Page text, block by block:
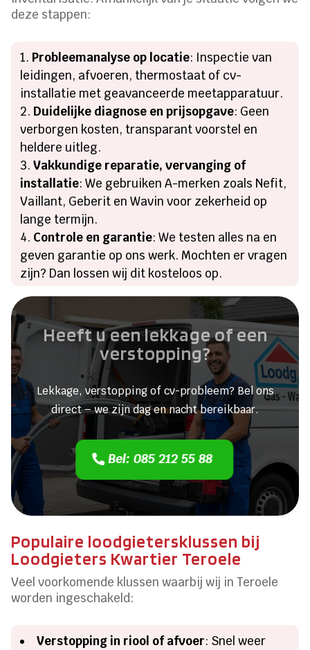
deze stappen:
Probleemanalyse op locatie: Inspectie van
leidingen, afvoeren, thermostaat of cv-
installatie met geavanceerde meetapparatuur.
Duidelijke diagnose en prijsopgave: Geen
verborgen kosten, transparant voorstel en
heldere uitleg.
Vakkundige reparatie, vervanging of
installatie: We gebruiken A-merken zoals Nefit,
Vaillant, Geberit en Wavin voor zekerheid op
lange termijn.
Controle en garantie: We testen alles na en
geven garantie op ons werk. Mochten er vragen
zijn? Dan lossen wij dit kosteloos op.
Heeft u een lekkage of een
verstopping?
Lekkage, verstopping of cv-probleem? Bel ons
direct – we zijn dag en nacht bereikbaar.
Bel: 085 212 55 88
Populaire loodgietersklussen bij
Loodgieters Kwartier Teroele
Veel voorkomende klussen waarbij wij in Teroele
worden ingeschakeld:
Verstopping in riool of afvoer: Snel weer